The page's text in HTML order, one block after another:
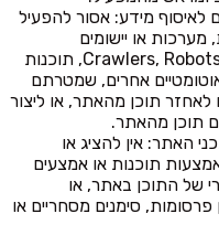
לאיסוף מידע: אסור להפעיל
או יישומים
ממוחשבים מכל סוג, כגון Crawlers, Robots, תוכנות
אחרים, שמטרתם
תוכן מהאתר, או ליצור
תוכן מהאתר.
האתר: אין להציג או
תוכנות או אמצעים
של התוכן באתר, או
פרסומות, סימנים מסחריים או